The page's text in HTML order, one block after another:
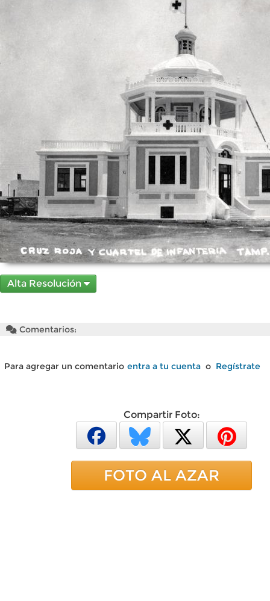
Alta Resolución
Comentarios:
Para agregar un comentario entra a tu cuenta o Regístrate
Compartir Foto:
FOTO AL AZAR